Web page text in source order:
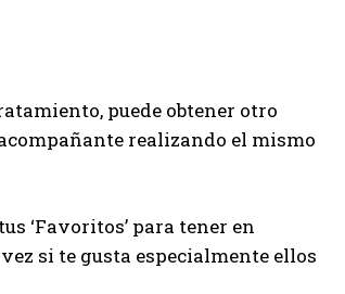
puede obtener otro
realizando el mismo
‘Favoritos’ para tener en
si te gusta especialmente ellos